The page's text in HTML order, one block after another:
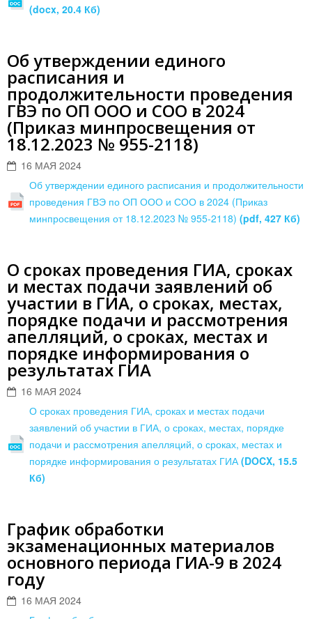
(docx, 20.4 Кб)
Об утверждении единого
расписания и
продолжительности проведения
ГВЭ по ОП ООО и СОО в 2024
(Приказ минпросвещения от
18.12.2023 № 955-2118)
16 МАЯ 2024
Об утверждении единого расписания и продолжительности
проведения ГВЭ по ОП ООО и СОО в 2024 (Приказ
минпросвещения от 18.12.2023 № 955-2118) (pdf, 427 Кб)
О сроках проведения ГИА, сроках
и местах подачи заявлений об
участии в ГИА, о сроках, местах,
порядке подачи и рассмотрения
апелляций, о сроках, местах и
порядке информирования о
результатах ГИА
16 МАЯ 2024
О сроках проведения ГИА, сроках и местах подачи
заявлений об участии в ГИА, о сроках, местах, порядке
подачи и рассмотрения апелляций, о сроках, местах и
порядке информирования о результатах ГИА(DOCX, 15.5
Кб)
График обработки
экзаменационных материалов
основного периода ГИА-9 в 2024
году
16 МАЯ 2024